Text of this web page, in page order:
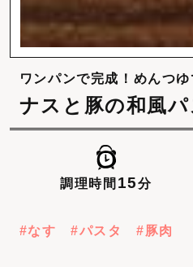
ワンパンで完成！めんつ
ナスと豚の和風パ
調理時間 15分
なす パスタ 豚肉